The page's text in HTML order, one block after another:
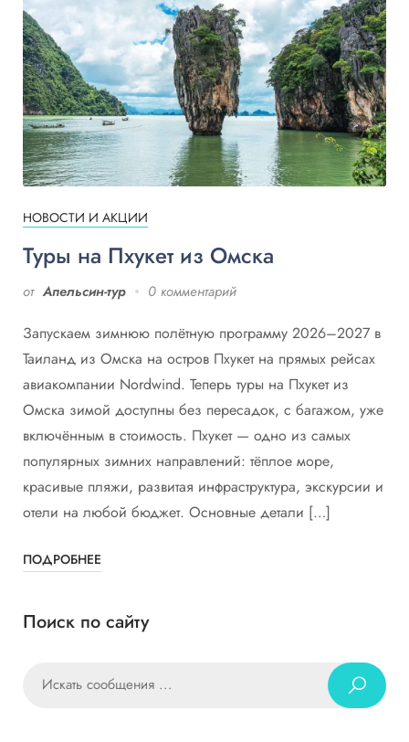
НОВОСТИ И АКЦИИ
Туры на Пхукет из Омска
от Апельсин-тур 0 комментарий
Запускаем зимнюю полётную программу 2026–2027 в
Таиланд из Омска на остров Пхукет на прямых рейсах
авиакомпании Nordwind. Теперь туры на Пхукет из
Омска зимой доступны без пересадок, с багажом, уже
включённым в стоимость. Пхукет — одно из самых
популярных зимних направлений: тёплое море,
красивые пляжи, развитая инфраструктура, экскурсии и
отели на любой бюджет. Основные детали […]
ПОДРОБНЕЕ
Поиск по сайту